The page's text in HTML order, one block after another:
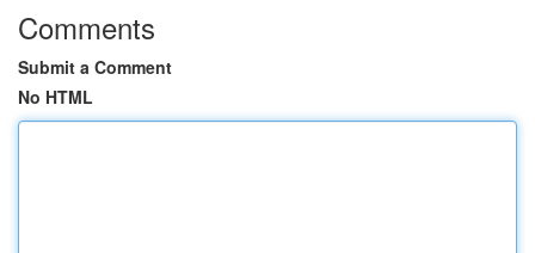
Comments
Submit a Comment
No HTML